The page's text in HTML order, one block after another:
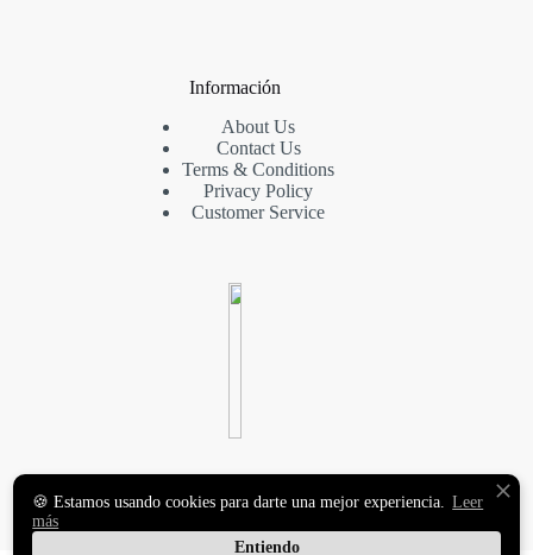
Información
About Us
Contact Us
Terms & Conditions
Privacy Policy
Customer Service
VINILOS DECORATIVOS
Y FOTOMURALES
PREMIUM
🍪 Estamos usando cookies para darte una mejor experiencia. Leer
más
Entiendo